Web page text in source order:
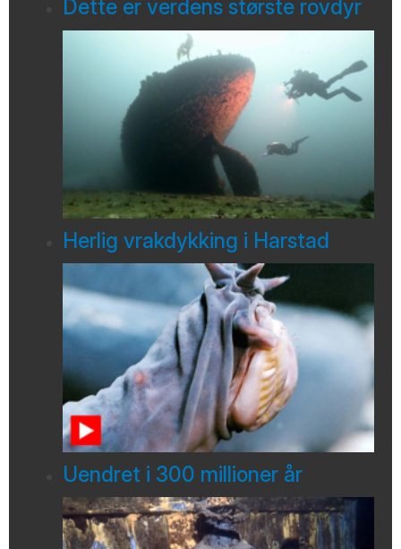
Dette er verdens største rovdyr
Herlig vrakdykking i Harstad
Uendret i 300 millioner år